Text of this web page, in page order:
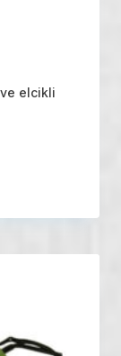
elcikli